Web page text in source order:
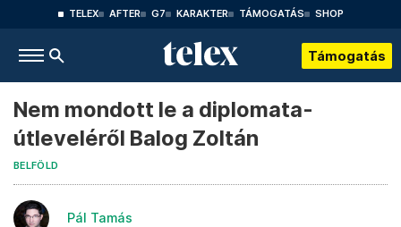
TELEX AFTER G7 KARAKTER TÁMOGATÁS SHOP
Támogatás
Nem mondott le a diplomata-
útleveléről Balog Zoltán
BELFÖLD
Pál Tamás